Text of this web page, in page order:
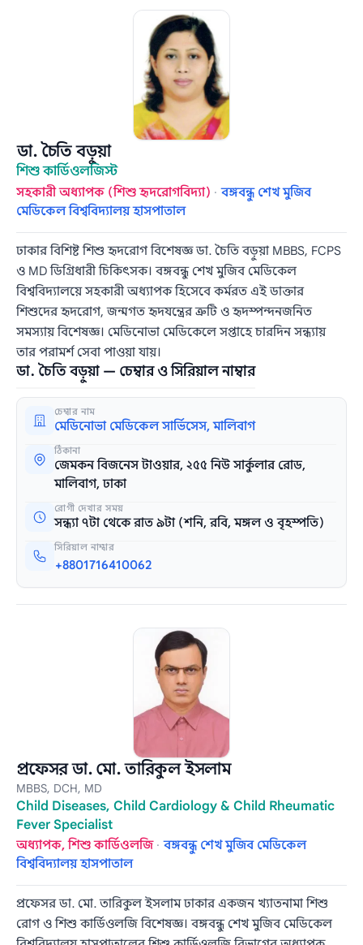
ডা. চৈতি বড়ুয়া
শিশু কার্ডিওলজিস্ট
সহকারী অধ্যাপক (শিশু হৃদরোগবিদ্যা) ·বঙ্গবন্ধু শেখ মুজিব
মেডিকেল বিশ্ববিদ্যালয় হাসপাতাল
ঢাকার বিশিষ্ট শিশু হৃদরোগ বিশেষজ্ঞ ডা. চৈতি বড়ুয়া MBBS, FCPS
ও MD ডিগ্রিধারী চিকিৎসক। বঙ্গবন্ধু শেখ মুজিব মেডিকেল
বিশ্ববিদ্যালয়ে সহকারী অধ্যাপক হিসেবে কর্মরত এই ডাক্তার
শিশুদের হৃদরোগ, জন্মগত হৃদযন্ত্রের ত্রুটি ও হৃদস্পন্দনজনিত
সমস্যায় বিশেষজ্ঞ। মেডিনোভা মেডিকেলে সপ্তাহে চারদিন সন্ধ্যায়
তার পরামর্শ সেবা পাওয়া যায়।
ডা. চৈতি বড়ুয়া — চেম্বার ও সিরিয়াল নাম্বার
চেম্বার নাম
মেডিনোভা মেডিকেল সার্ভিসেস, মালিবাগ
ঠিকানা
জেমকন বিজনেস টাওয়ার, ২৫৫ নিউ সার্কুলার রোড,
মালিবাগ, ঢাকা
রোগী দেখার সময়
সন্ধ্যা ৭টা থেকে রাত ৯টা (শনি, রবি, মঙ্গল ও বৃহস্পতি)
সিরিয়াল নাম্বার
+8801716410062
প্রফেসর ডা. মো. তারিকুল ইসলাম
MBBS, DCH, MD
Child Diseases, Child Cardiology & Child Rheumatic
Fever Specialist
অধ্যাপক, শিশু কার্ডিওলজি ·বঙ্গবন্ধু শেখ মুজিব মেডিকেল
বিশ্ববিদ্যালয় হাসপাতাল
প্রফেসর ডা. মো. তারিকুল ইসলাম ঢাকার একজন খ্যাতনামা শিশু
রোগ ও শিশু কার্ডিওলজি বিশেষজ্ঞ। বঙ্গবন্ধু শেখ মুজিব মেডিকেল